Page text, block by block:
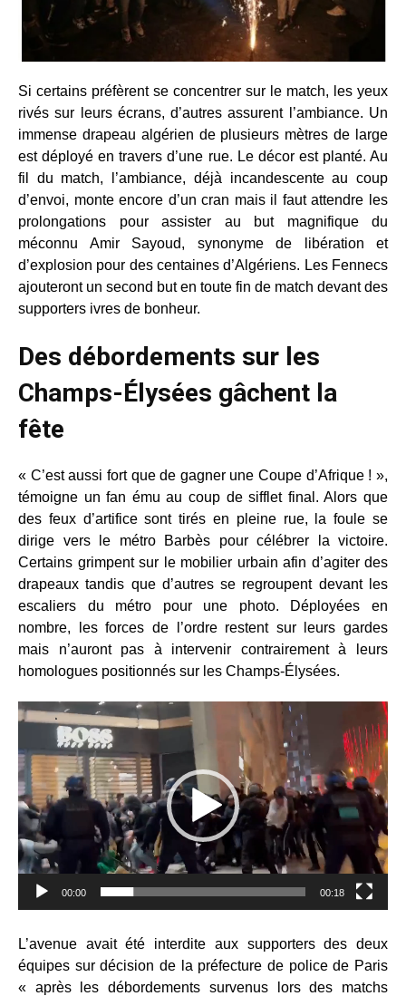
Si certains préfèrent se concentrer sur le match, les yeux
rivés sur leurs écrans, d’autres assurent l’ambiance. Un
immense drapeau algérien de plusieurs mètres de large
est déployé en travers d’une rue. Le décor est planté. Au
fil du match, l’ambiance, déjà incandescente au coup
d’envoi, monte encore d’un cran mais il faut attendre les
prolongations pour assister au but magnifique du
méconnu Amir Sayoud, synonyme de libération et
d’explosion pour des centaines d’Algériens. Les Fennecs
ajouteront un second but en toute fin de match devant des
supporters ivres de bonheur.
Des débordements sur les
Champs-Élysées gâchent la
fête
« C’est aussi fort que de gagner une Coupe d’Afrique ! »,
témoigne un fan ému au coup de sifflet final. Alors que
des feux d’artifice sont tirés en pleine rue, la foule se
dirige vers le métro Barbès pour célébrer la victoire.
Certains grimpent sur le mobilier urbain afin d’agiter des
drapeaux tandis que d’autres se regroupent devant les
escaliers du métro pour une photo. Déployées en
nombre, les forces de l’ordre restent sur leurs gardes
mais n’auront pas à intervenir contrairement à leurs
homologues positionnés sur les Champs-Élysées.
Lecteur
00:00 00:18
L’avenue avait été interdite aux supporters des deux
équipes sur décision de la préfecture de police de Paris
« après les débordements survenus lors des matchs